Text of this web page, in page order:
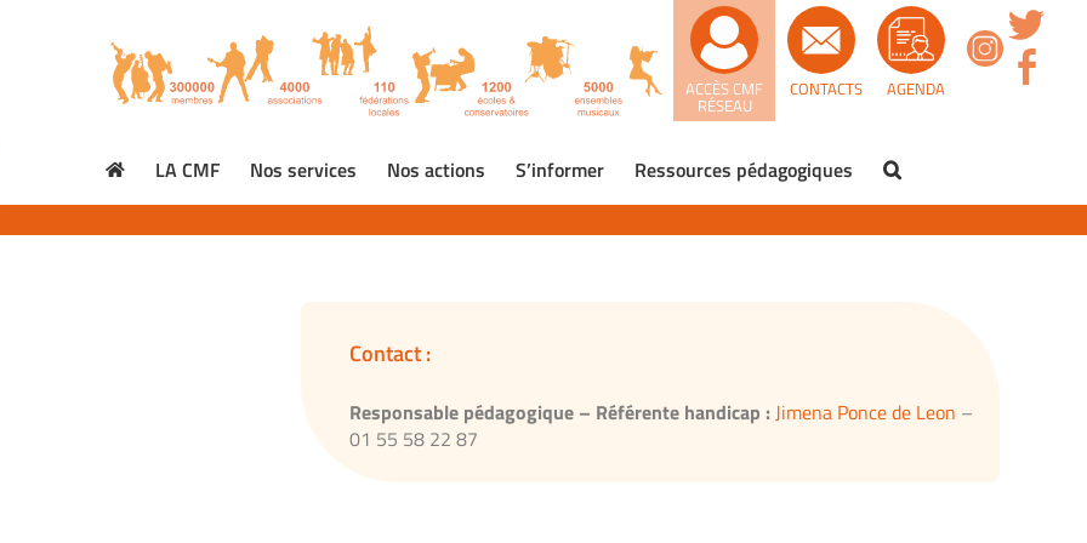
AGENDA
CONTACTS
ACCÈS CMF
RÉSEAU
LA CMF Nos services Nos actions S’informer Ressources pédagogiques
Contact :
Responsable pédagogique – Référente handicap :Jimena Ponce de Leon –
01 55 58 22 87